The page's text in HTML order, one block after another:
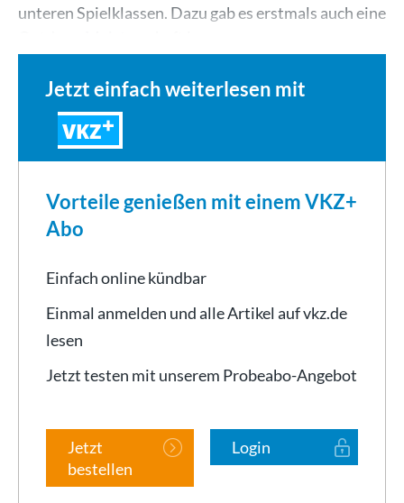
unteren Spielklassen. Dazu gab es erstmals auch eine
Jetzt einfach weiterlesen mit
VKZ
Vorteile genießen mit einem VKZ+
Abo
Einfach online kündbar
Einmal anmelden und alle Artikel auf vkz.de
lesen
Jetzt testen mit unserem Probeabo-Angebot
Jetzt
bestellen
Login